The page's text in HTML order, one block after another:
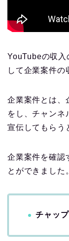
YouTubeの収入
して企業案件の
企業案件とは、
をし、チャンネ
宣伝してもらう
企業案件を確認
とができました。
チャッ